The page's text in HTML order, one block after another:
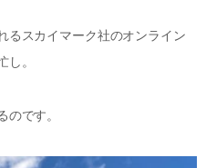
るスカイマーク社のオンライン
。
のです。